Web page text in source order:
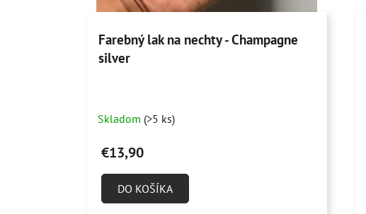
Farebný lak na nechty - Champagne
silver
Skladom (>5 ks)
€13,90
DO KOŠÍKA